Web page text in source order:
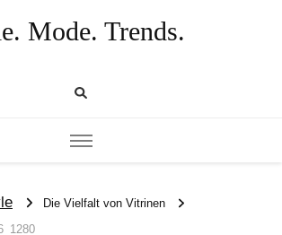
Mode. Trends.
Die Vielfalt von Vitrinen